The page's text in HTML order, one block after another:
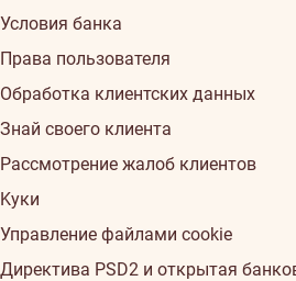
Условия банка
Права пользователя
Обработка клиентских данных
Знай своего клиента
Рассмотрение жалоб клиентов
Kуки
Управление файлами cookie
Директива PSD2 и открытая